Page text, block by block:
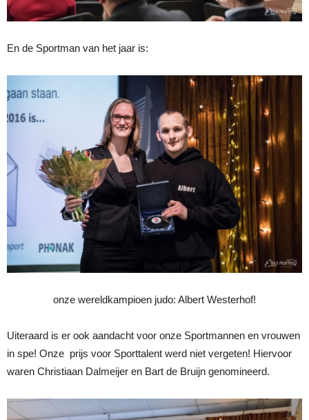
En de Sportman van het jaar is:
onze wereldkampioen judo: Albert Westerhof!
Uiteraard is er ook aandacht voor onze Sportmannen en vrouwen
in spe! Onze prijs voor Sporttalent werd niet vergeten! Hiervoor
waren Christiaan Dalmeijer en Bart de Bruijn genomineerd.